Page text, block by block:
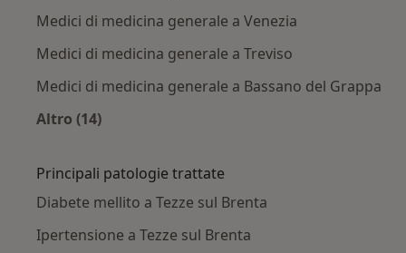
Medici di medicina generale a Venezia
Medici di medicina generale a Treviso
Medici di medicina generale a Bassano del Grappa
Altro (14)
Principali patologie trattate
Diabete mellito a Tezze sul Brenta
Ipertensione a Tezze sul Brenta